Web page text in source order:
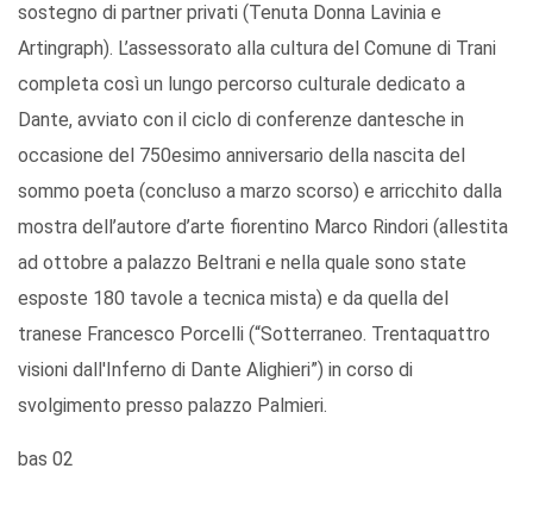
sostegno di partner privati (Tenuta Donna Lavinia e
Artingraph). L’assessorato alla cultura del Comune di Trani
completa così un lungo percorso culturale dedicato a
Dante, avviato con il ciclo di conferenze dantesche in
occasione del 750esimo anniversario della nascita del
sommo poeta (concluso a marzo scorso) e arricchito dalla
mostra dell’autore d’arte fiorentino Marco Rindori (allestita
ad ottobre a palazzo Beltrani e nella quale sono state
esposte 180 tavole a tecnica mista) e da quella del
tranese Francesco Porcelli (“Sotterraneo. Trentaquattro
visioni dall'Inferno di Dante Alighieri”) in corso di
svolgimento presso palazzo Palmieri.
bas 02